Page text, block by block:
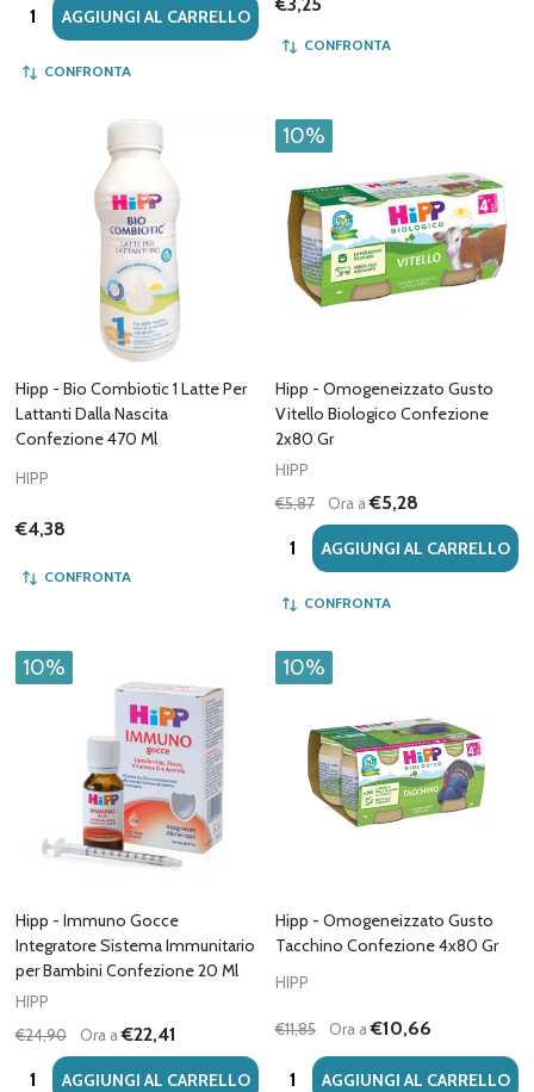
Quantità:AGGIUNGI AL CARRELLO
CONFRONTA
CONFRONTA
Hipp - Bio Combiotic 1 Latte Per
Lattanti Dalla Nascita
Confezione 470 Ml
HIPP
€4,38
CONFRONTA
10%
Hipp - Omogeneizzato Gusto
Vitello Biologico Confezione
2x80 Gr
HIPP
€5,87
Ora a€5,28
Quantità:AGGIUNGI AL CARRELLO
CONFRONTA
10%
Hipp - Immuno Gocce
Integratore Sistema Immunitario
per Bambini Confezione 20 Ml
HIPP
€24,90
Ora a€22,41
Quantità:AGGIUNGI AL CARRELLO
10%
Hipp - Omogeneizzato Gusto
Tacchino Confezione 4x80 Gr
HIPP
€11,85 Ora a€10,66
Quantità:AGGIUNGI AL CARRELLO